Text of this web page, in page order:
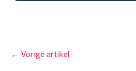
← Vorige artikel